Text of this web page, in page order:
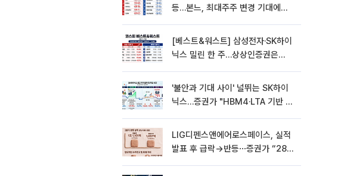
등…본느, 최대주주 변경 기대에
[베스트&워스트] 삼성전자·SK하이
닉스 밀린 한 주…상상인증권은
'불안과 기대 사이' 널뛰는 SK하이
닉스…증권가 "HBM4·LTA 기반 펀
LIG디펜스앤에어로스페이스, 실적
발표 후 급락→반등⋯증권가 “28년